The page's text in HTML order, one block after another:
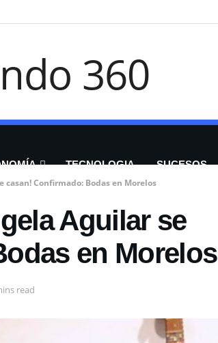
TECNOLOGIA SUCESOS
casan! Confirmado: Bodas en Morelos
Aguilar se
en Morelos
read